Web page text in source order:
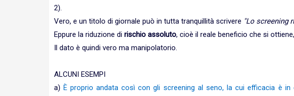
2).
Vero, e un titolo di giornale può in tutta tranquillità scrivere "Lo screening
Eppure la riduzione di rischio assoluto, cioè il reale beneficio che si
Il dato è quindi vero ma manipolatorio.
ALCUNI ESEMPI
a) È proprio andata così con gli screening al seno, la cui efficacia è